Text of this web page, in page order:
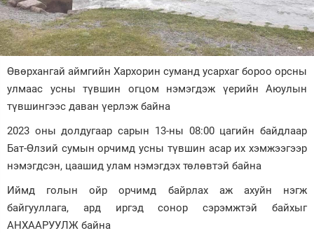
Нийгэм
Дэлхий
Энтертайнмэнт
Өвөрхангай аймгийн Хархорин суманд усархаг бороо орсны
улмаас усны түвшин огцом нэмэгдэж үерийн Аюулын
түвшингээс даван үерлэж байна
2023 оны долдугаар сарын 13-ны 08:00 цагийн байдлаар
Бат-Өлзий сумын орчимд усны түвшин асар их хэмжээгээр
нэмэгдсэн, цаашид улам нэмэгдэх төлөвтэй байна
Иймд голын ойр орчимд байрлах аж ахуйн нэгж
байгууллага, ард иргэд сонор сэрэмжтэй байхыг
АНХААРУУЛЖ байна